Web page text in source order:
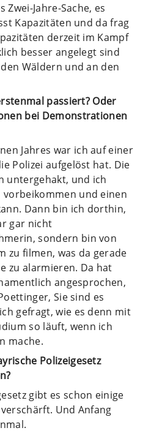
Zwei-Jahre-Sache, es
Kapazitäten und da frag
derzeit im Kampf
besser angelegt sind
Wäldern und an den
passiert? Oder
bei Demonstrationen
Jahres war ich auf einer
Polizei aufgelöst hat. Die
untergehakt, und ich
und einen
Dann bin ich dorthin,
gar nicht
sondern bin von
zu filmen, was da gerade
zu alarmieren. Da hat
angesprochen,
Sie sind es
gefragt, wie es denn mit
so läuft, wenn ich
mache.
Polizeigesetz
gibt es schon einige
Und Anfang